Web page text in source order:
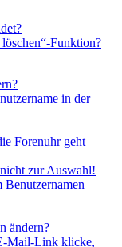
Funktion?
in der
Forenuhr geht
zur Auswahl!
Benutzernamen
ändern?
Mail-Link klicke,